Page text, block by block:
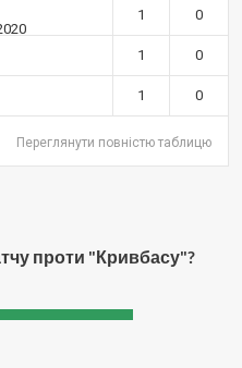
1 0
1 0
1 0
Переглянути повністю таблицю
проти "Кривбасу"?